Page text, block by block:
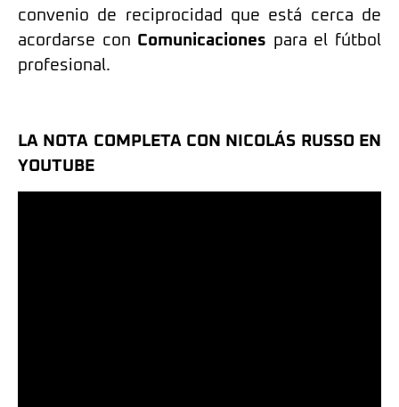
convenio de reciprocidad que está cerca de
acordarse con Comunicaciones para el fútbol
profesional.
LA NOTA COMPLETA CON NICOLÁS RUSSO EN
YOUTUBE